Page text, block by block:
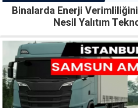
Binalarda Enerji
Nesil Yalıtım